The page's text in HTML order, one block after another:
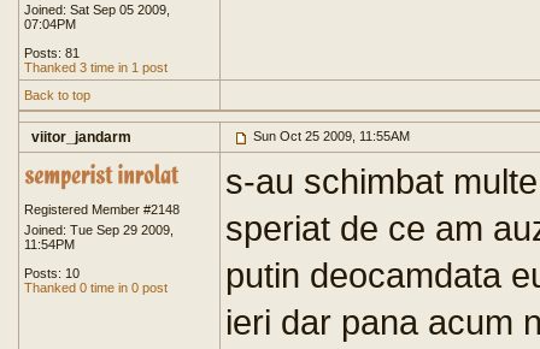
Joined: Sat Sep 05 2009,
07:04PM
Posts: 81
Thanked 3 time in 1 post
Back to top
viitor_jandarm Sun Oct 25 2009, 11:55AM
Registered Member #2148
Joined: Tue Sep 29 2009,
11:54PM
Posts: 10
Thanked 0 time in 0 post
s-au schimbat
speriat de ce am
putin deocamdata
ieri dar pana acum